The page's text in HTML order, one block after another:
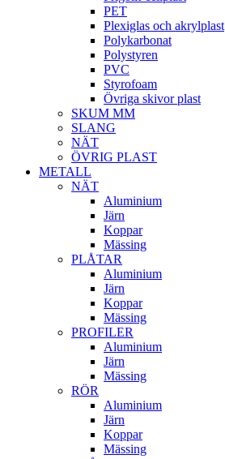
PET
Plexiglas och akrylplast
Polykarbonat
Polystyren
PVC
Styrofoam
Övriga skivor plast
SKUM MM
SLANG
NÄT
ÖVRIG PLAST
METALL
NÄT
Aluminium
Järn
Koppar
Mässing
PLÅTAR
Aluminium
Järn
Koppar
Mässing
PROFILER
Aluminium
Järn
Mässing
RÖR
Aluminium
Järn
Koppar
Mässing